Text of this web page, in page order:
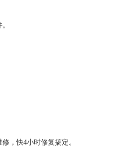
快4小时修复搞定。